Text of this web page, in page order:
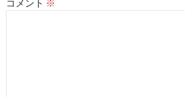
コメント ※